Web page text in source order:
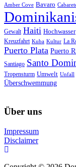
Amber Cove Bavaro
Gewalt Haiti Hochwasser
Kreuzfahrt Kuba Kultur La
Puerto Plata Puerto
Santiago Santo
Tropensturm Umwelt Unfall
Überschwemmung
Über uns
Impressum
Disclaimer